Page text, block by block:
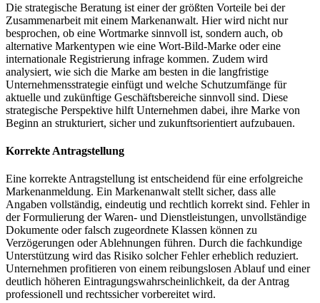
Die strategische Beratung ist einer der größten Vorteile bei der
Zusammenarbeit mit einem Markenanwalt. Hier wird nicht nur
besprochen, ob eine Wortmarke sinnvoll ist, sondern auch, ob
alternative Markentypen wie eine Wort-Bild-Marke oder eine
internationale Registrierung infrage kommen. Zudem wird
analysiert, wie sich die Marke am besten in die langfristige
Unternehmensstrategie einfügt und welche Schutzumfänge für
aktuelle und zukünftige Geschäftsbereiche sinnvoll sind. Diese
strategische Perspektive hilft Unternehmen dabei, ihre Marke von
Beginn an strukturiert, sicher und zukunftsorientiert aufzubauen.
Korrekte Antragstellung
Eine korrekte Antragstellung ist entscheidend für eine erfolgreiche
Markenanmeldung. Ein Markenanwalt stellt sicher, dass alle
Angaben vollständig, eindeutig und rechtlich korrekt sind. Fehler in
der Formulierung der Waren- und Dienstleistungen, unvollständige
Dokumente oder falsch zugeordnete Klassen können zu
Verzögerungen oder Ablehnungen führen. Durch die fachkundige
Unterstützung wird das Risiko solcher Fehler erheblich reduziert.
Unternehmen profitieren von einem reibungslosen Ablauf und einer
deutlich höheren Eintragungswahrscheinlichkeit, da der Antrag
professionell und rechtssicher vorbereitet wird.